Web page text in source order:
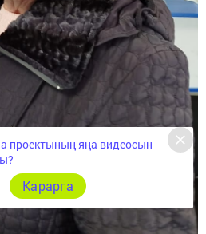
проектының яңа видеосын
Карарга